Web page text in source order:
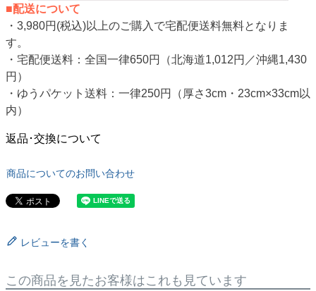
■配送について
・3,980円(税込)以上のご購入で宅配便送料無料となりま
す。
・宅配便送料：全国一律650円（北海道1,012円／沖縄1,430
円）
・ゆうパケット送料：一律250円（厚さ3cm・23cm×33cm以
内）
返品･交換について
商品についてのお問い合わせ
レビューを書く
この商品を見たお客様はこれも見ています